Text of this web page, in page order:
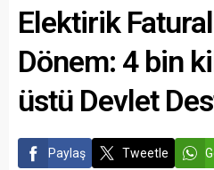
Elektirik
Dönem: 4 bin
üstü Devlet
Paylaş Tweetle